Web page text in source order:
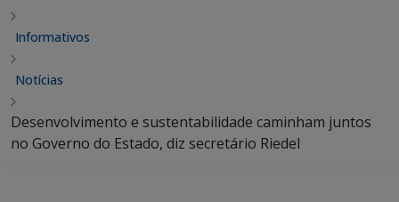
Informativos
Notícias
Desenvolvimento e sustentabilidade caminham juntos
no Governo do Estado, diz secretário Riedel